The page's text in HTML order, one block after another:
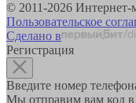
© 2011-2026
Пользовательское
Сделано в
Регистрация
Введите номер
Мы отправим вам код